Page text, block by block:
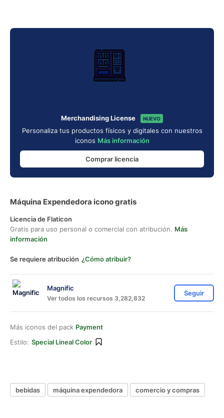
Merchandising License NUEVO
Personaliza tus productos físicos y digitales con nuestros
iconos Más información
Comprar licencia
Máquina Expendedora icono gratis
Licencia de Flaticon
Gratis para uso personal o comercial con atribución. Más
información
Se requiere atribución ¿Cómo atribuir?
Magnific
Ver todos los recursos 3,282,832
Seguir
Más iconos del pack Payment
Estilo: Special Lineal Color
bebidas máquina expendedora comercio y compras